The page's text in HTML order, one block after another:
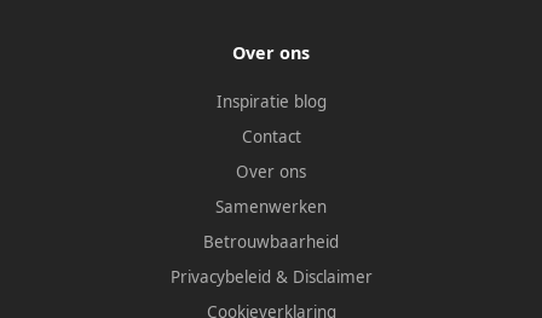
Over ons
Inspiratie blog
Contact
Over ons
Samenwerken
Betrouwbaarheid
Privacybeleid & Disclaimer
Cookieverklaring